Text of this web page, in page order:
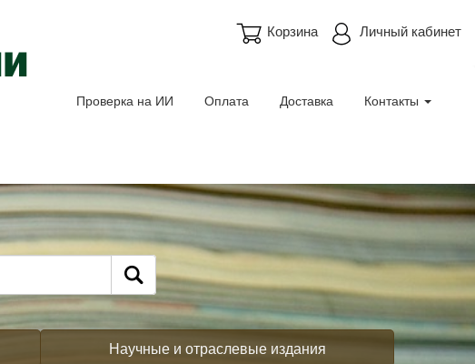
Личный кабинет
Корзина
Проверка на ИИ Оплата Доставка Контакты
Научные и отраслевые издания